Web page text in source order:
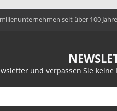
seit über 100
und verpassen Sie